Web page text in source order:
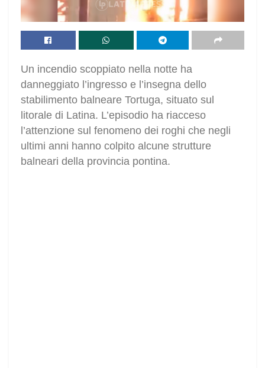
Un incendio scoppiato nella notte ha
danneggiato l’ingresso e l’insegna dello
stabilimento balneare Tortuga, situato sul
litorale di Latina. L’episodio ha riacceso
l’attenzione sul fenomeno dei roghi che negli
ultimi anni hanno colpito alcune strutture
balneari della provincia pontina.